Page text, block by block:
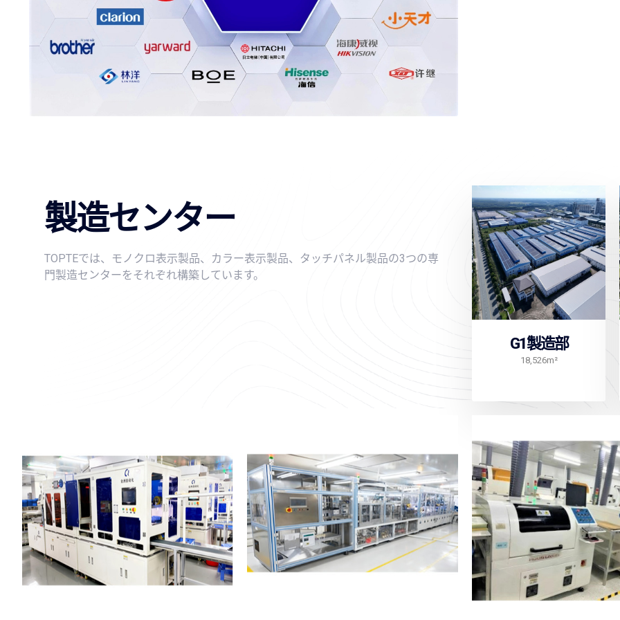
製造センター
TOPTEでは、モノクロ表示製品、カラー表示製品、タッチパネル製品の3つの専
門製造センターをそれぞれ構築しています。
G1製造部
18,526m²